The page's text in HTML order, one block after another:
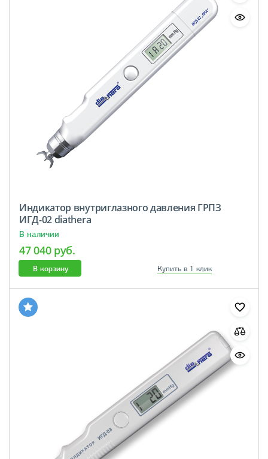
Индикатор внутриглазного давления ГРПЗ
ИГД-02 diathera
В наличии
47 040 руб.
В корзину Купить в 1 клик